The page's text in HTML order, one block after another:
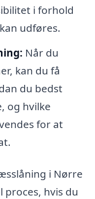
i forhold
udføres.
Når du
kan du få
du bedst
og hvilke
for at
i Nørre
proces, hvis du